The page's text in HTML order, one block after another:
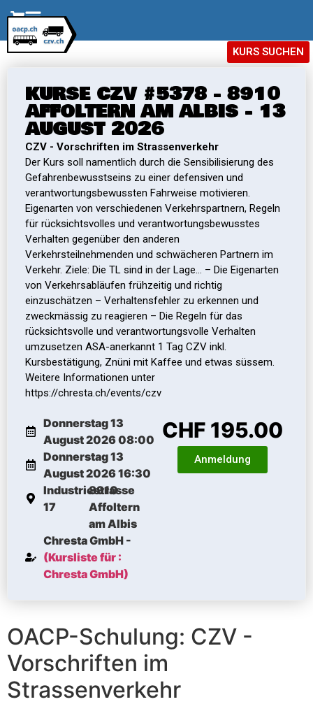
KURS SUCHEN
KURSE CZV #5378 - 8910
AFFOLTERN AM ALBIS - 13
AUGUST 2026
CZV - Vorschriften im Strassenverkehr
Der Kurs soll namentlich durch die Sensibilisierung des
Gefahrenbewusstseins zu einer defensiven und
verantwortungsbewussten Fahrweise motivieren.
Eigenarten von verschiedenen Verkehrspartnern, Regeln
für rücksichtsvolles und verantwortungsbewusstes
Verhalten gegenüber den anderen
Verkehrsteilnehmenden und schwächeren Partnern im
Verkehr. Ziele: Die TL sind in der Lage… – Die Eigenarten
von Verkehrsabläufen frühzeitig und richtig
einzuschätzen – Verhaltensfehler zu erkennen und
zweckmässig zu reagieren – Die Regeln für das
rücksichtsvolle und verantwortungsvolle Verhalten
umzusetzen ASA-anerkannt 1 Tag CZV inkl.
Kursbestätigung, Znüni mit Kaffee und etwas süssem.
Weitere Informationen unter
https://chresta.ch/events/czv
Donnerstag 13
August 2026 08:00
Donnerstag 13
August 2026 16:30
Industriestrasse
17
8910
Affoltern
am Albis
Chresta GmbH -
(Kursliste für :
Chresta GmbH)
CHF 195.00
Anmeldung
OACP-Schulung: CZV -
Vorschriften im
Strassenverkehr